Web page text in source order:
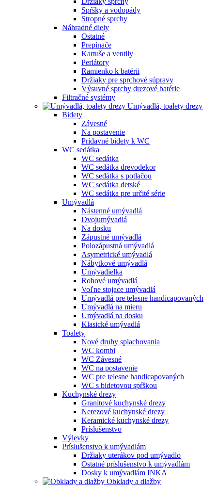
Spŕšky a vodopády
Stropné sprchy
Náhradné diely
Ostatné
Prepínače
Kartuše a ventily
Perlátory
Ramienko k batérii
Držiaky pre sprchové súpravy
Výsuvné sprchy drezové batérie
Filtračné systémy
Umývadlá, toalety drezy
Bidety
Závesné
Na postavenie
Prídavné bidety k WC
WC sedátka
WC sedátka
WC sedátka drevodekor
WC sedátka s potlačou
WC sedátka detské
WC sedátka pre určité série
Umývadlá
Nástenné umývadlá
Dvojumývadlá
Na dosku
Zápustné umývadlá
Polozápustná umývadlá
Asymetrické umývadlá
Nábytkové umývadlá
Umývadielka
Rohové umývadlá
Voľne stojace umývadlá
Umývadlá pre telesne handicapovaných
Umývadlá na mieru
Umývadlá na dosku
Klasické umývadlá
Toalety
Nové druhy splachovania
WC kombi
WC Závesné
WC na postavenie
WC pre telesne handicapovaných
WC s bidetovou spŕškou
Kuchynské drezy
Granitové kuchynské drezy
Nerezové kuchynské drezy
Keramické kuchynské drezy
Príslušenstvo
Výlevky
Príslušenstvo k umývadlám
Držiaky uterákov pod umývadlo
Ostatné príslušenstvo k umývadlám
Dosky k umývadlám INKA
Obklady a dlažby